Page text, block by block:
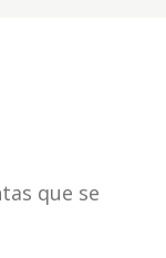
que se